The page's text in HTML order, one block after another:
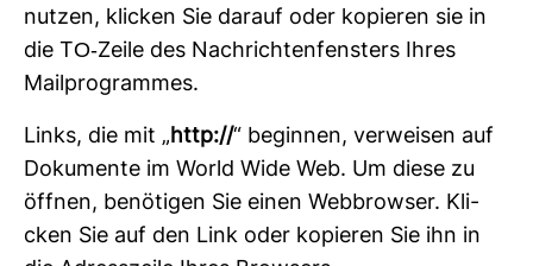
nutzen, kli­cken Sie darauf oder kopieren sie in
die TO-​Zeile des Nach­rich­ten­fens­ters Ihres
Mail­pro­grammes.
Links, die mit „http://“ beginnen, ver­weisen auf
Doku­mente im World Wide Web. Um diese zu
öffnen, benö­tigen Sie einen Web­browser. Kli­
cken Sie auf den Link oder kopieren Sie ihn in